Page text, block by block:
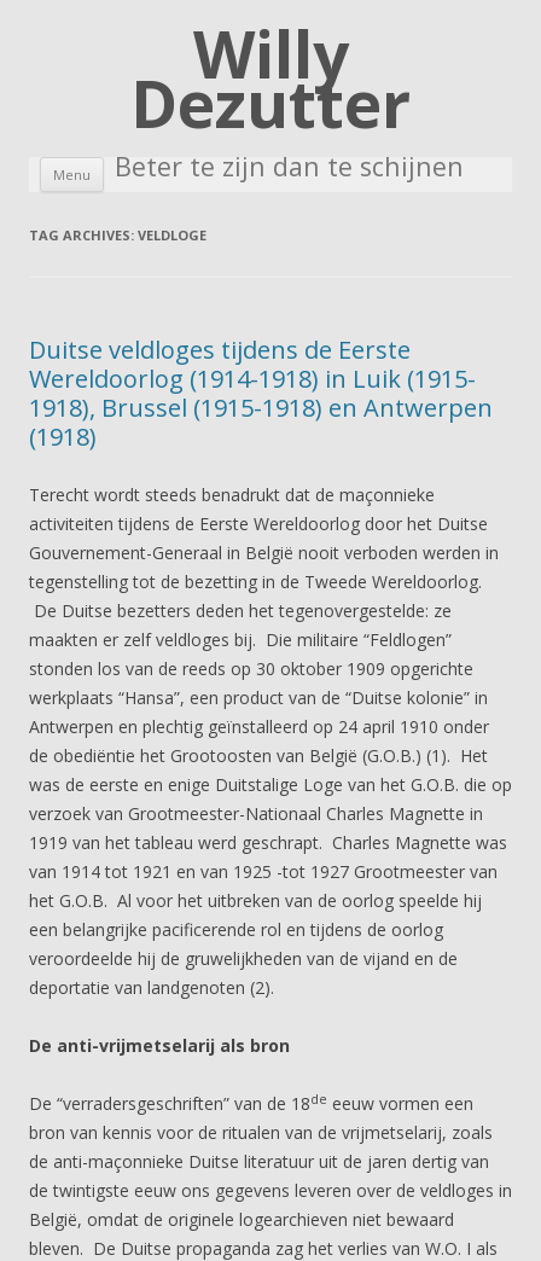
Willy
Dezutter
Beter te zijn dan te schijnen
Menu Skip to content
TAG ARCHIVES: VELDLOGE
Duitse veldloges tijdens de Eerste
Wereldoorlog (1914-1918) in Luik (1915-
1918), Brussel (1915-1918) en Antwerpen
(1918)
Terecht wordt steeds benadrukt dat de maçonnieke
activiteiten tijdens de Eerste Wereldoorlog door het Duitse
Gouvernement-Generaal in België nooit verboden werden in
tegenstelling tot de bezetting in de Tweede Wereldoorlog.
De Duitse bezetters deden het tegenovergestelde: ze
maakten er zelf veldloges bij. Die militaire “Feldlogen”
stonden los van de reeds op 30 oktober 1909 opgerichte
werkplaats “Hansa”, een product van de “Duitse kolonie” in
Antwerpen en plechtig geïnstalleerd op 24 april 1910 onder
de obediëntie het Grootoosten van België (G.O.B.) (1). Het
was de eerste en enige Duitstalige Loge van het G.O.B. die op
verzoek van Grootmeester-Nationaal Charles Magnette in
1919 van het tableau werd geschrapt. Charles Magnette was
van 1914 tot 1921 en van 1925 -tot 1927 Grootmeester van
het G.O.B. Al voor het uitbreken van de oorlog speelde hij
een belangrijke pacificerende rol en tijdens de oorlog
veroordeelde hij de gruwelijkheden van de vijand en de
deportatie van landgenoten (2).
De anti-vrijmetselarij als bron
De “verradersgeschriften” van de 18de eeuw vormen een
bron van kennis voor de ritualen van de vrijmetselarij, zoals
de anti-maçonnieke Duitse literatuur uit de jaren dertig van
de twintigste eeuw ons gegevens leveren over de veldloges in
België, omdat de originele logearchieven niet bewaard
bleven. De Duitse propaganda zag het verlies van W.O. I als